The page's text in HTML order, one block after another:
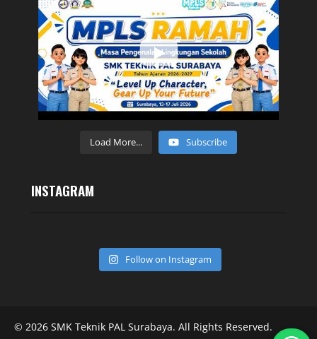
Load More... Subscribe
INSTAGRAM
Follow on Instagram
© 2026 SMK Teknik PAL Surabaya. All Rights Reserved.